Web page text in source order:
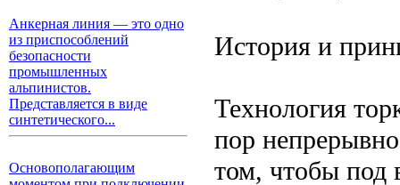
Анкерная линия — это одно
из приспособлений
безопасности
промышленных
альпинистов.
Представляется в виде
синтетического...
Основополагающим
История и
Технология
пор
том, чтобы под